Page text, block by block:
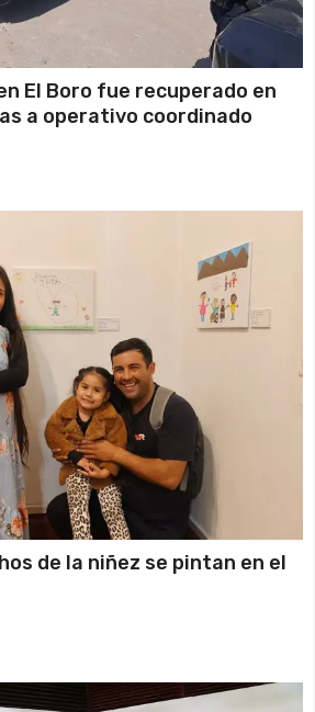
El Boro fue recuperado en
a operativo coordinado
de la niñez se pintan en el